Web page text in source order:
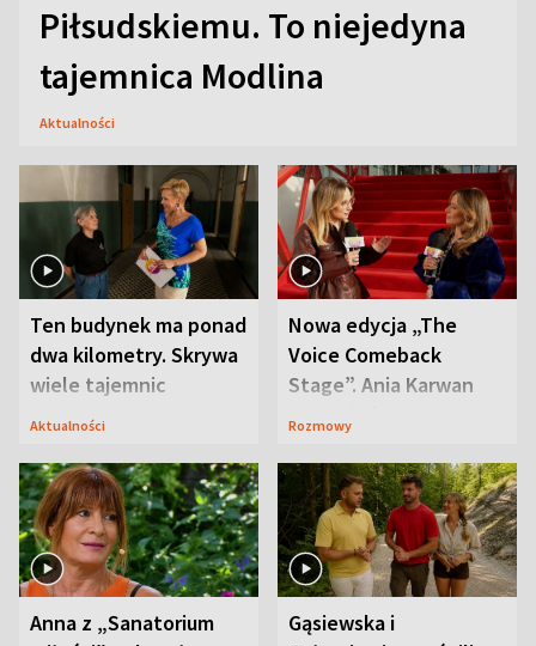
Piłsudskiemu. To niejedyna
tajemnica Modlina
Aktualności
Ten budynek ma ponad
dwa kilometry. Skrywa
wiele tajemnic
Aktualności
Nowa edycja „The
Voice Comeback
Stage”. Ania Karwan
zapowiada
Rozmowy
Anna z „Sanatorium
Gąsiewska i